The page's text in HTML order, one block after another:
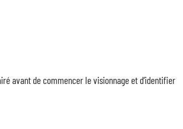
avant de commencer le visionnage et d’identifier